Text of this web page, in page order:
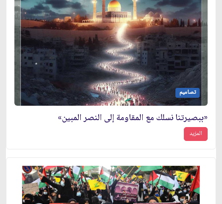
تصاميم
«ببصيرتنا نسلك مع المقاومة إلى النصر المبين»
المزيد